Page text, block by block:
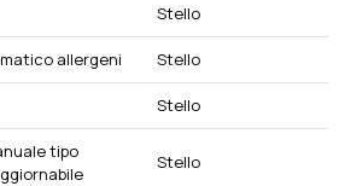
Stello
allergeni Stello
Stello
tipo
Stello